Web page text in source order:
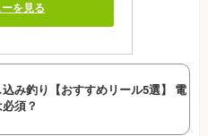
ーを見る
み釣り【おすすめリール5選】 電
須？